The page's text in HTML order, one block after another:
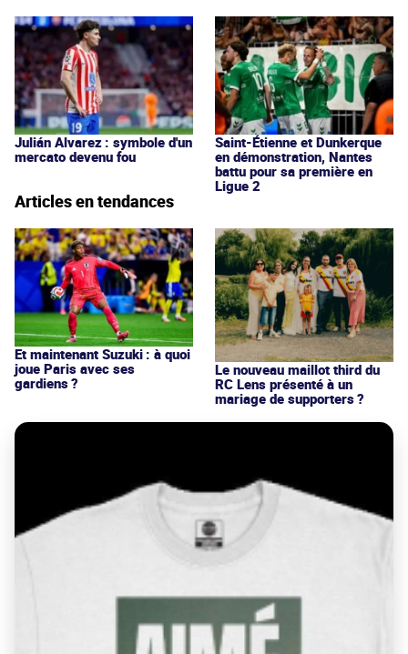
Julián Alvarez : symbole d'un
mercato devenu fou
Saint-Étienne et Dunkerque
en démonstration, Nantes
battu pour sa première en
Ligue 2
Articles en tendances
Et maintenant Suzuki : à quoi
joue Paris avec ses
gardiens ?
Le nouveau maillot third du
RC Lens présenté à un
mariage de supporters ?